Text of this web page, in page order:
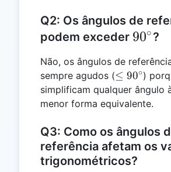
Q2: Os ângulos de
podem exceder 90∘ ?
Não, os ângulos de
sempre agudos (\leq
90^\circ
≤ 90∘)
simplificam qualquer ângulo
menor forma equivalente.
Q3: Como os ângulos
referência afetam os
trigonométricos?